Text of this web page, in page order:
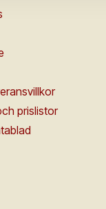
prislistor